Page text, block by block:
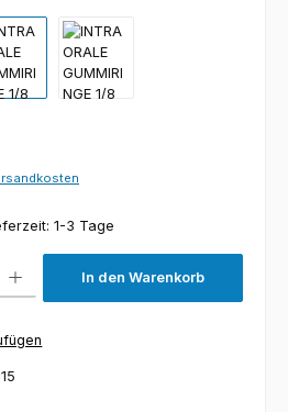
1-3 Tage
In den Warenkorb